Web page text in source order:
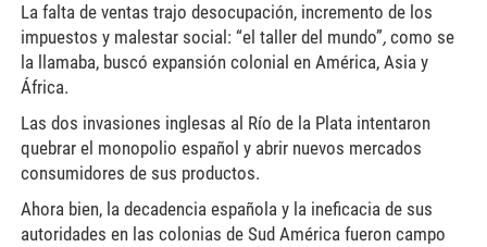
La falta de ventas trajo desocupación, incremento de los
impuestos y malestar social: “el taller del mundo”,como se
la llamaba, buscó expansión colonial en América, Asia y
África.
Las dos invasiones inglesas al Río de la Plata intentaron
quebrar el monopolio español y abrir nuevos mercados
consumidores de sus productos.
Ahora bien, la decadencia española y la ineficacia de sus
autoridades en las colonias de Sud América fueron campo